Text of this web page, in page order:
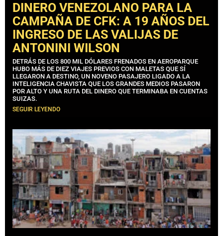
DINERO VENEZOLANO PARA LA
CAMPAÑA DE CFK: A 19 AÑOS DEL
INGRESO DE LAS VALIJAS DE
ANTONINI WILSON
DETRÁS DE LOS 800 MIL DÓLARES FRENADOS EN AEROPARQUE
HUBO MÁS DE DIEZ VIAJES PREVIOS CON MALETAS QUE SÍ
LLEGARON A DESTINO, UN NOVENO PASAJERO LIGADO A LA
INTELIGENCIA CHAVISTA QUE LOS GRANDES MEDIOS PASARON
POR ALTO Y UNA RUTA DEL DINERO QUE TERMINABA EN CUENTAS
SUIZAS.
SEGUIR LEYENDO